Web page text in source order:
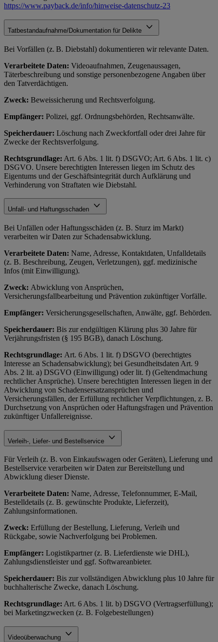
https://www.payback.de/info/hinweise-datenschutz-23
Tatbestandaufnahme/Dokumentation für Delikte
Bei Vorfällen (z. B. Diebstahl) dokumentieren wir relevante Daten.
Verarbeitete Daten: Videoaufnahmen, Zeugenaussagen,
Täterbeschreibung und sonstige personenbezogene Angaben über
den Tatverdächtigen.
Zweck: Beweissicherung und Rechtsverfolgung.
Empfänger: Polizei, ggf. Ordnungsbehörden, Rechtsanwälte.
Speicherdauer: Löschung nach Zweckfortfall oder drei Jahre für
Zwecke der Rechtsverfolgung.
Rechtsgrundlage: Art. 6 Abs. 1 lit. f) DSGVO; Art. 6 Abs. 1 lit. c)
DSGVO. Unsere berechtigten Interessen liegen im Schutz des
Eigentums und der Geschäftsintegrität durch Aufklärung und
Verhinderung von Straftaten wie Diebstahl.
Unfall- und Haftungsschaden
Bei Unfällen oder Haftungsschäden (z. B. Sturz im Markt)
verarbeiten wir Daten zur Schadensabwicklung.
Verarbeitete Daten: Name, Adresse, Kontaktdaten, Unfalldetails
(z. B. Beschreibung, Zeugen, Verletzungen), ggf. medizinische
Infos (mit Einwilligung).
Zweck: Abwicklung von Ansprüchen,
Versicherungsfallbearbeitung und Prävention zukünftiger Vorfälle.
Empfänger: Versicherungsgesellschaften, Anwälte, ggf. Behörden.
Speicherdauer: Bis zur endgültigen Klärung plus 30 Jahre für
Verjährungsfristen (§ 195 BGB), danach Löschung.
Rechtsgrundlage: Art. 6 Abs. 1 lit. f) DSGVO (berechtigtes
Interesse an Schadensabwicklung); bei Gesundheitsdaten Art. 9
Abs. 2 lit. a) DSGVO (Einwilligung) oder lit. f) (Geltendmachung
rechtlicher Ansprüche). Unsere berechtigten Interessen liegen in der
Abwicklung von Schadensersatzansprüchen und
Versicherungsfällen, der Erfüllung rechtlicher Verpflichtungen, z. B.
Durchsetzung von Ansprüchen oder Haftungsfragen und Prävention
zukünftiger Unfallereignisse.
Verleih-, Liefer- und Bestellservice
Für Verleih (z. B. von Einkaufswagen oder Geräten), Lieferung und
Bestellservice verarbeiten wir Daten zur Bereitstellung und
Abwicklung dieser Dienste.
Verarbeitete Daten: Name, Adresse, Telefonnummer, E-Mail,
Bestelldetails (z. B. gewünschte Produkte, Lieferzeit),
Zahlungsinformationen.
Zweck: Erfüllung der Bestellung, Lieferung, Verleih und
Rückgabe, sowie Nachverfolgung bei Problemen.
Empfänger: Logistikpartner (z. B. Lieferdienste wie DHL),
Zahlungsdienstleister und ggf. Softwareanbieter.
Speicherdauer: Bis zur vollständigen Abwicklung plus 10 Jahre für
buchhalterische Zwecke, danach Löschung.
Rechtsgrundlage: Art. 6 Abs. 1 lit. b) DSGVO (Vertragserfüllung);
bei Marketingzwecken (z. B. Folgebestellungen)
Videoüberwachung